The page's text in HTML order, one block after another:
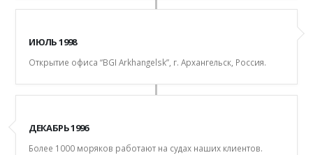
ИЮЛЬ 1998
Открытие офиса “BGI Arkhangelsk”, г. Архангельск, Россия.
ДЕКАБРЬ 1996
Более 1000 моряков работают на судах наших клиентов.